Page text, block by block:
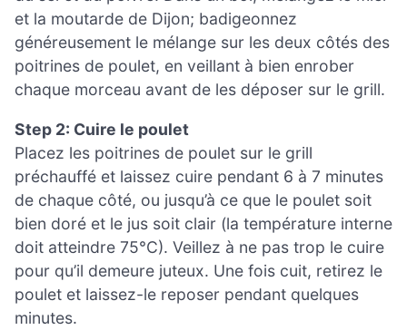
et la moutarde de Dijon; badigeonnez
généreusement le mélange sur les deux côtés des
poitrines de poulet, en veillant à bien enrober
chaque morceau avant de les déposer sur le grill.
Step 2: Cuire le poulet
Placez les poitrines de poulet sur le grill
préchauffé et laissez cuire pendant 6 à 7 minutes
de chaque côté, ou jusqu’à ce que le poulet soit
bien doré et le jus soit clair (la température interne
doit atteindre 75°C). Veillez à ne pas trop le cuire
pour qu’il demeure juteux. Une fois cuit, retirez le
poulet et laissez-le reposer pendant quelques
minutes.